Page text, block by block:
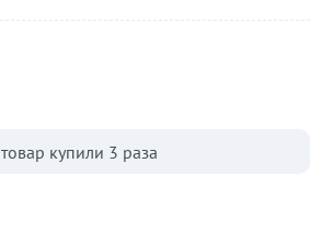
купили 3 раза